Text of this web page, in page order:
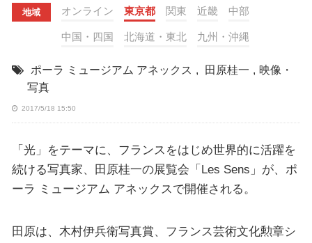
地域 オンライン 東京都 関東 近畿 中部
中国・四国 北海道・東北 九州・沖縄
ポーラ ミュージアム アネックス , 田原桂一 , 映像・
写真
2017/5/18 15:50
「光」をテーマに、フランスをはじめ世界的に活躍を
続ける写真家、田原桂一の展覧会「Les Sens」が、ポ
ーラ ミュージアム アネックスで開催される。
田原は、木村伊兵衛写真賞、フランス芸術文化勲章シ